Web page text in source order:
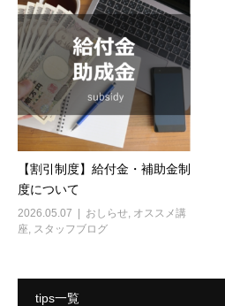
【割引制度】給付金・補助金制
度について
2026.05.07 おしらせ, オススメ講
座, スタッフブログ
tips一覧